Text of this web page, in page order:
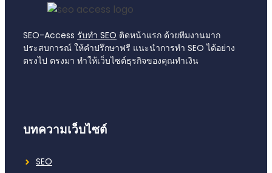
SEO-Access รับทำ SEO ติดหน้าแรก ด้วยทีมงานมาก
ประสบการณ์ ให้คำปรึกษาฟรี แนะนำการทำ SEO ได้อย่าง
ตรงไป ตรงมา ทำให้เว็บไซต์ธุรกิจของคุณทำเงิน
บทความเว็บไซต์
SEO